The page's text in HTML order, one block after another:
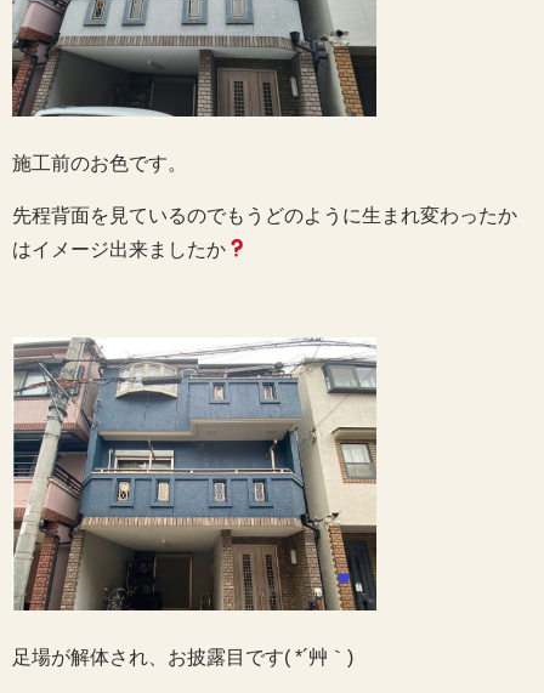
施工前のお色です。
先程背面を見ているのでもうどのように生まれ変わったか
はイメージ出来ましたか
足場が解体され、お披露目です( *´艸｀)